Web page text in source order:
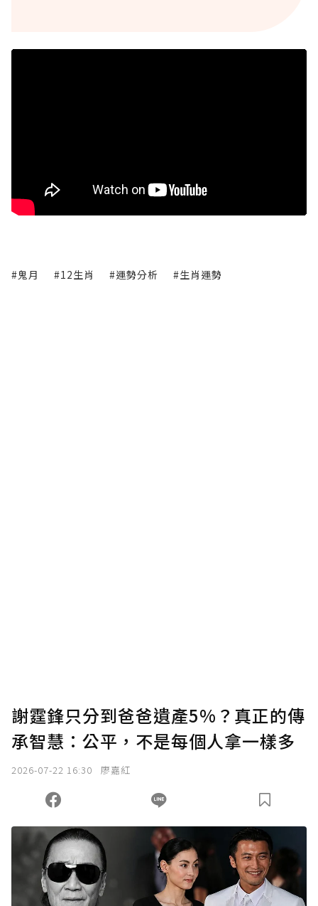
#鬼月 #12生肖 #運勢分析 #生肖運勢
謝霆鋒只分到爸爸遺產5%？真正的傳
承智慧：公平，不是每個人拿一樣多
2026-07-22 16:30 廖嘉紅